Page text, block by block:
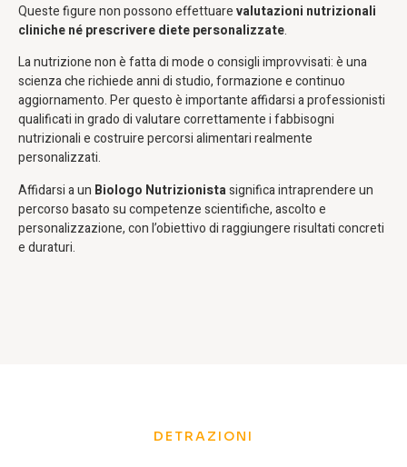
Queste figure non possono effettuarevalutazioni nutrizionali
cliniche né prescrivere diete personalizzate.
La nutrizione non è fatta di mode o consigli improvvisati: è una
scienza che richiede anni di studio, formazione e continuo
aggiornamento. Per questo è importante affidarsi a professionisti
qualificati in grado di valutare correttamente i fabbisogni
nutrizionali e costruire percorsi alimentari realmente
personalizzati.
Affidarsi a un Biologo Nutrizionistasignifica intraprendere un
percorso basato su competenze scientifiche, ascolto e
personalizzazione, con l’obiettivo di raggiungere risultati concreti
e duraturi.
DETRAZIONI